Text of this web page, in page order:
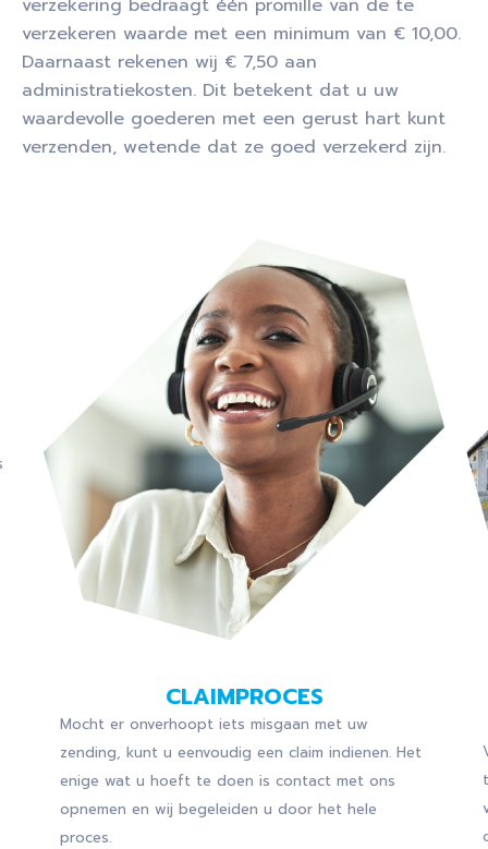
verzekering bedraagt één promille van de te
verzekeren waarde met een minimum van € 10,00.
Daarnaast rekenen wij € 7,50 aan
administratiekosten. Dit betekent dat u uw
waardevolle goederen met een gerust hart kunt
verzenden, wetende dat ze goed verzekerd zijn.
CLAIMPROCES
Mocht er onverhoopt iets misgaan met uw
zending, kunt u eenvoudig een claim indienen. Het
enige wat u hoeft te doen is contact met ons
opnemen en wij begeleiden u door het hele
proces.